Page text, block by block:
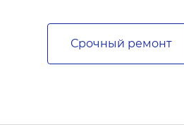
Срочный ремонт